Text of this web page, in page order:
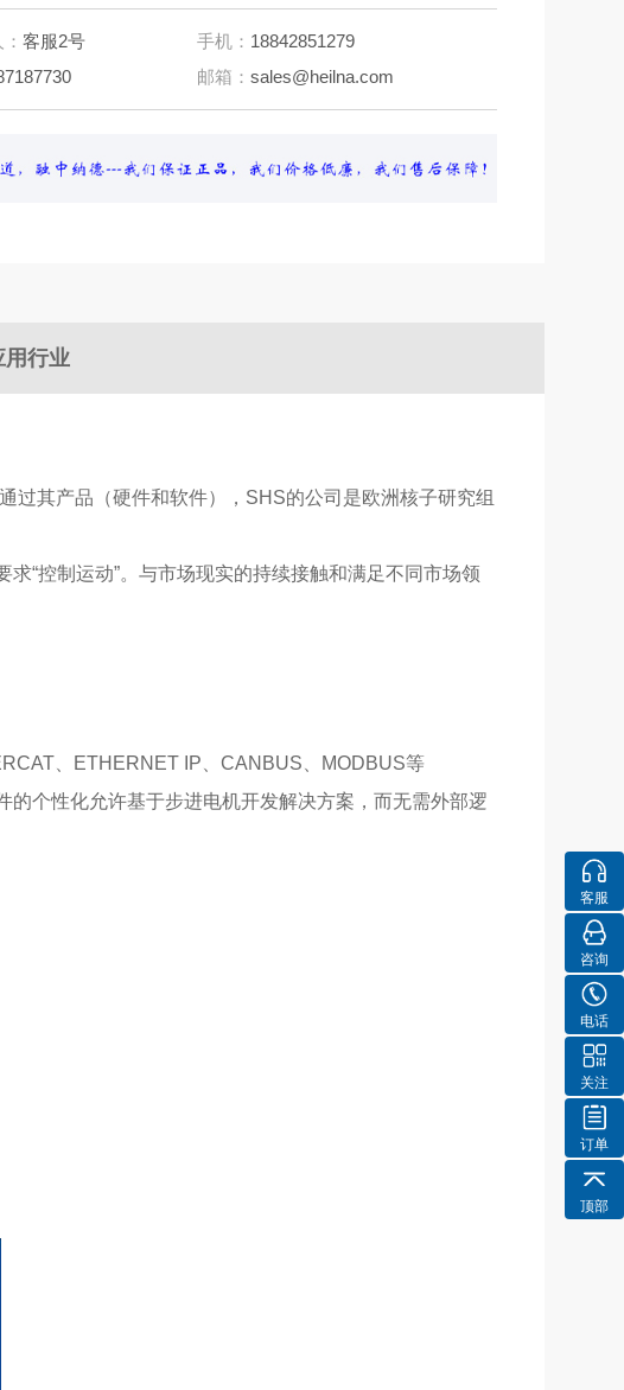
决方案，而无需外部逻辑。
客服2号 手机： 18842851279
邮箱：sales@heilna.com
用行业
过其产品（硬件和软件），SHS的公司是欧洲核子研究组
“控制运动”。与市场现实的持续接触和满足不同市场领
、ETHERNET IP、CANBUS、MODBUS等
个性化允许基于步进电机开发解决方案，而无需外部逻
客服
咨询
电话
关注
订单
顶部